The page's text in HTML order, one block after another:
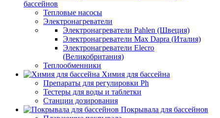
бассейнов
Тепловые насосы
Электронагреватели
Электронагреватели Pahlen (Швеция)
Электронагреватели Max Dapra (Италия)
Электронагреватели Elecro
(Великобритания)
Теплообменники
Химия для бассейна
Препараты для регулировки Ph
Тестеры для воды и таблетки
Станции дозирования
Покрывала для бассейнов